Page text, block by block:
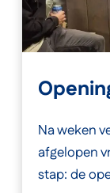
Na weken
afgelopen
stap: de